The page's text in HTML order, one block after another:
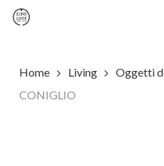
Skip
content
Home Living Oggetti
CONIGLIO